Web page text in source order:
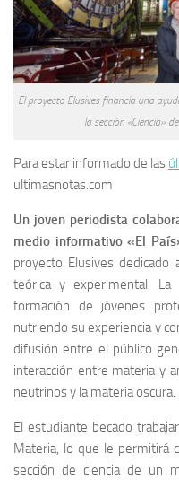
El proyecto Elusives financia una
la sección «Ciencia»
Para estar informado de las
ultimasnotas.com
Un joven periodista
medio informativo «El
proyecto Elusives
teórica y experimental.
formación de jóvenes
nutriendo su experiencia y
difusión entre el público
interacción entre materia y
neutrinos y la materia oscura.
El estudiante becado
Materia, lo que le permitirá
sección de ciencia de un